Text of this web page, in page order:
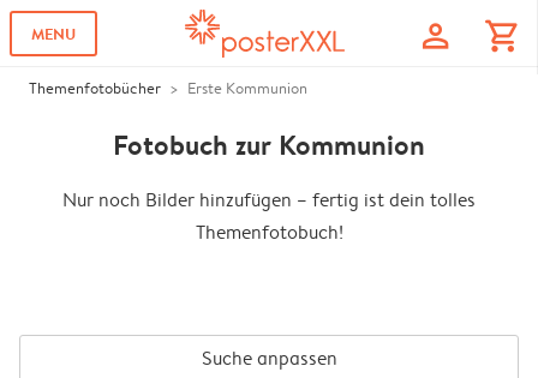
MENU profile shopping_cart
Themenfotobücher Erste Kommunion
Fotobuch zur Kommunion
Nur noch Bilder hinzufügen – fertig ist dein tolles
Themenfotobuch!
Suche anpassen